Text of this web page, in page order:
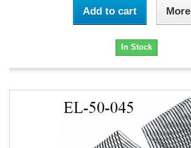
Add to cart More
In Stock